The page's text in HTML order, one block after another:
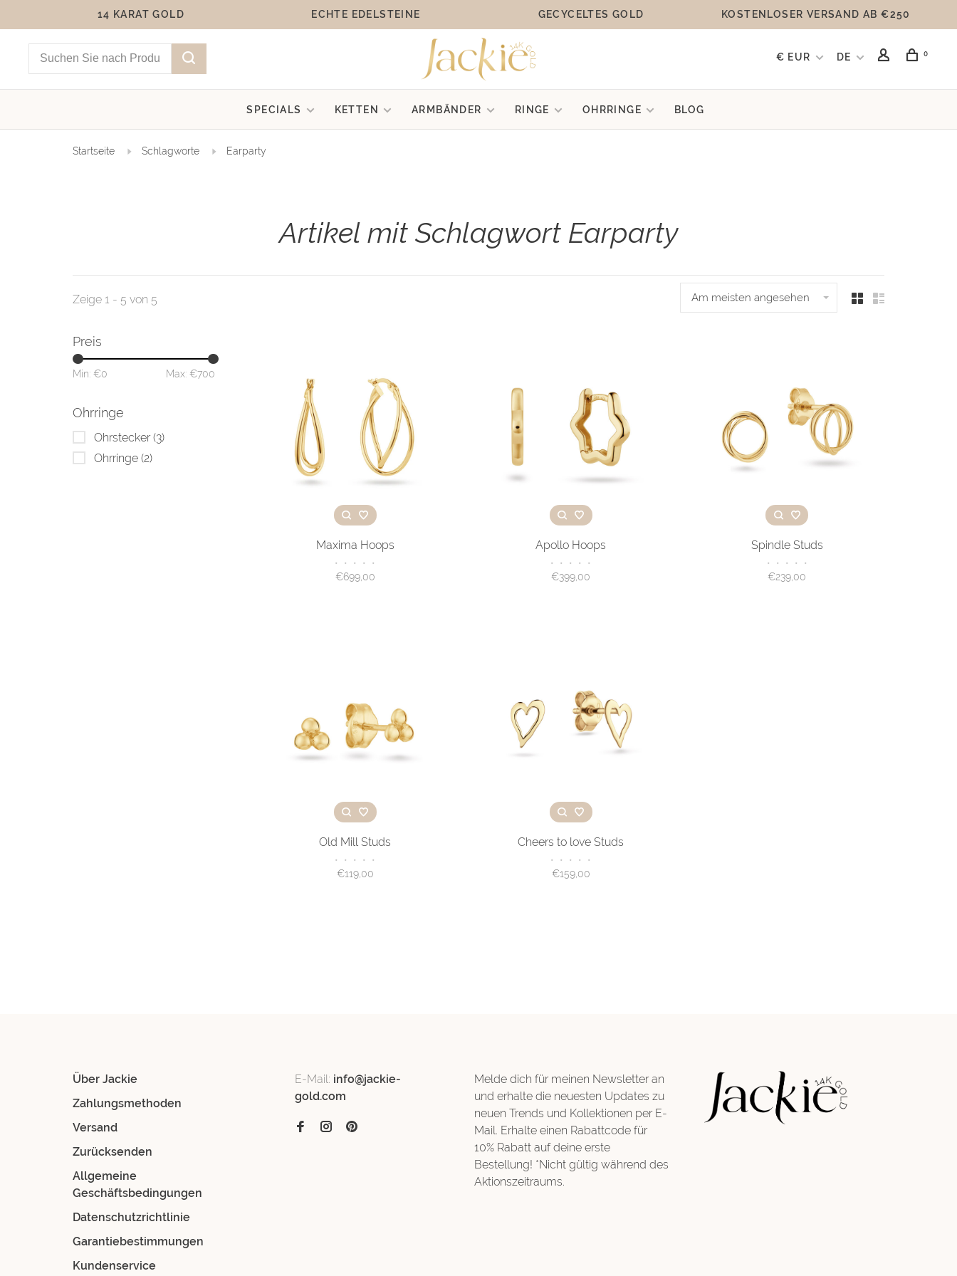
14 KARAT GOLD ECHTE EDELSTEINE GECYCELTES GOLD KOSTENLOSER VERSAND AB €250
€ EUR DE 0
SPECIALS KETTEN ARMBÄNDER RINGE OHRRINGE BLOG
Startseite Schlagworte Earparty
Artikel mit Schlagwort Earparty
Zeige 1 - 5 von 5 Am meisten angesehen
Preis
Min: €0 Max: €700
Ohrringe
Ohrstecker(3)
Ohrringe (2)
Maxima Hoops
• • • • •
€699,00
Apollo Hoops
• • • • •
€399,00
Spindle Studs
• • • • •
€239,00
Old Mill Studs
• • • • •
€119,00
Cheers to love Studs
• • • • •
€159,00
Über Jackie
Zahlungsmethoden
Versand
Zurücksenden
Allgemeine
Geschäftsbedingungen
Datenschutzrichtlinie
Garantiebestimmungen
Kundenservice
E-Mail: info@jackie-
gold.com
Melde dich für meinen Newsletter an
und erhalte die neuesten Updates zu
neuen Trends und Kollektionen per E-
Mail. Erhalte einen Rabattcode für
10% Rabatt auf deine erste
Bestellung! *Nicht gültig während des
Aktionszeitraums.